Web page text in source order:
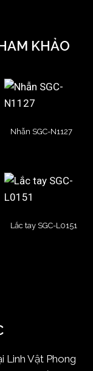
KHẢO
Nhẫn SGC-N1127
Lắc tay SGC-L0151